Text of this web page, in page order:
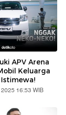
APV Arena
Keluarga
16:53 WIB